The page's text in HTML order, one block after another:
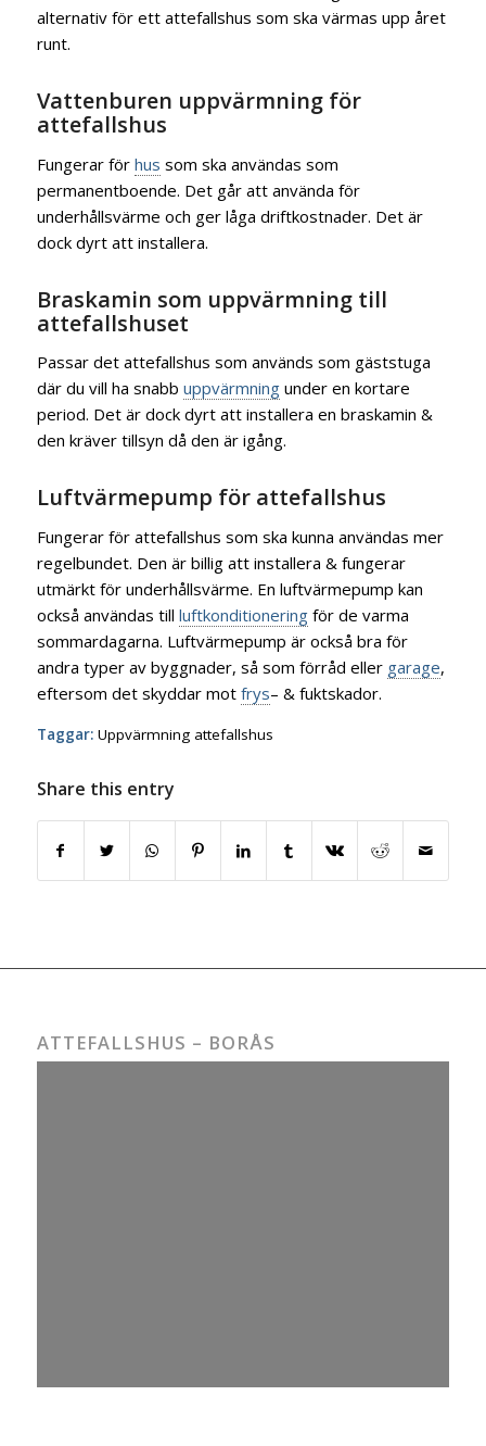
alternativ för ett attefallshus som ska värmas upp året
runt.
Vattenburen uppvärmning för
attefallshus
Fungerar för hus som ska användas som
permanentboende. Det går att använda för
underhållsvärme och ger låga driftkostnader. Det är
dock dyrt att installera.
Braskamin som uppvärmning till
attefallshuset
Passar det attefallshus som används som gäststuga
där du vill ha snabb uppvärmningunder en kortare
period. Det är dock dyrt att installera en braskamin &
den kräver tillsyn då den är igång.
Luftvärmepump för attefallshus
Fungerar för attefallshus som ska kunna användas mer
regelbundet. Den är billig att installera & fungerar
utmärkt för underhållsvärme. En luftvärmepump kan
också användas till luftkonditioneringför de varma
sommardagarna. Luftvärmepump är också bra för
andra typer av byggnader, så som förråd eller garage,
eftersom det skyddar mot frys– & fuktskador.
Taggar: Uppvärmning attefallshus
Share this entry
ATTEFALLSHUS – BORÅS